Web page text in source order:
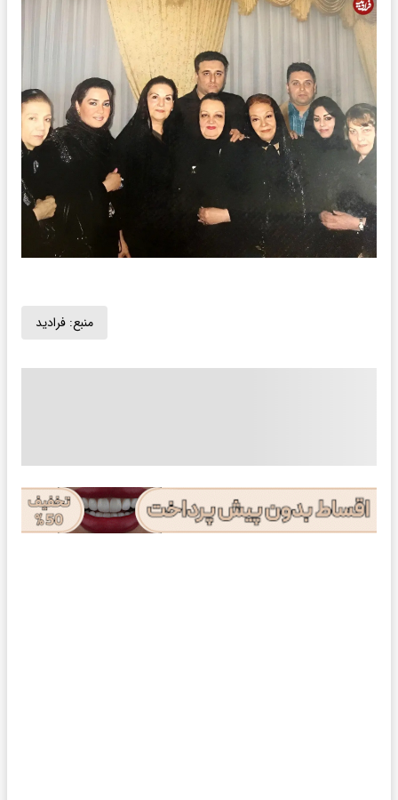
منبع: فرادید